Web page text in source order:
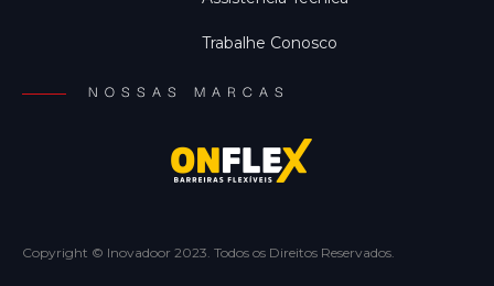
Trabalhe Conosco
NOSSAS MARCAS
Copyright © Inovadoor 2023. Todos os Direitos Reservados.